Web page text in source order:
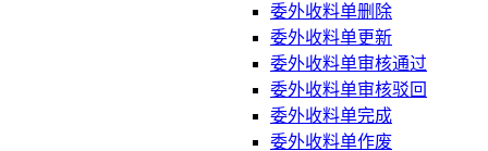
委外收料单删除
委外收料单更新
委外收料单审核通过
委外收料单审核驳回
委外收料单完成
委外收料单作废